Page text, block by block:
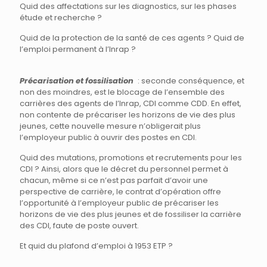
Quid des affectations sur les diagnostics, sur les phases
étude et recherche ?
Quid de la protection de la santé de ces agents ? Quid de
l’emploi permanent à l’Inrap ?
Précarisation et fossilisation : seconde conséquence, et
non des moindres, est le blocage de l’ensemble des
carrières des agents de l’Inrap, CDI comme CDD. En effet,
non contente de précariser les horizons de vie des plus
jeunes, cette nouvelle mesure n’obligerait plus
l’employeur public à ouvrir des postes en CDI.
Quid des mutations, promotions et recrutements pour les
CDI ? Ainsi, alors que le décret du personnel permet à
chacun, même si ce n’est pas parfait d’avoir une
perspective de carrière, le contrat d’opération offre
l’opportunité à l’employeur public de précariser les
horizons de vie des plus jeunes et de fossiliser la carrière
des CDI, faute de poste ouvert.
Et quid du plafond d’emploi à 1953 ETP ?